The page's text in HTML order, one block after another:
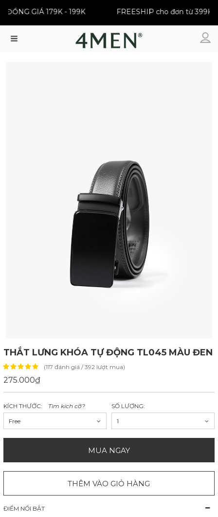
GIÁ 179K - 199K FREESHIP cho đơn từ 399K
THẮT LƯNG KHÓA TỰ ĐỘNG TL045 MÀU ĐEN
(117 đánh giá / 392 lượt mua)
275.000₫
KÍCH THƯỚC: Tìm kích cỡ?
Free
SỐ LƯỢNG:
1
MUA NGAY
THÊM VÀO GIỎ HÀNG
ĐIỂM NỔI BẬT